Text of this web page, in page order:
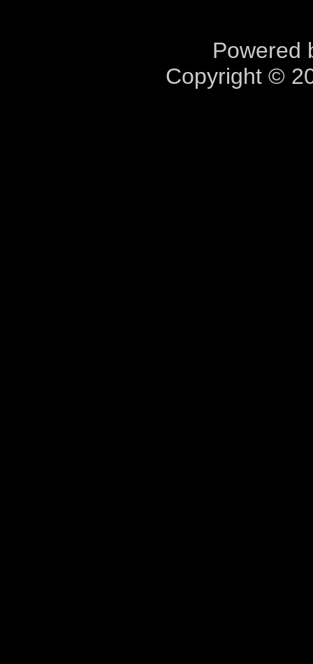
Powered
Copyright ©